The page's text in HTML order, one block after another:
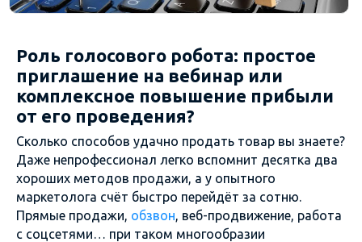
Роль голосового робота: простое
приглашение на вебинар или
комплексное повышение прибыли
от его проведения?
Сколько способов удачно продать товар вы знаете?
Даже непрофессионал легко вспомнит десятка два
хороших методов продажи, а у опытного
маркетолога счёт быстро перейдёт за сотню.
Прямые продажи, обзвон, веб-продвижение, работа
с соцсетями… при таком многообразии